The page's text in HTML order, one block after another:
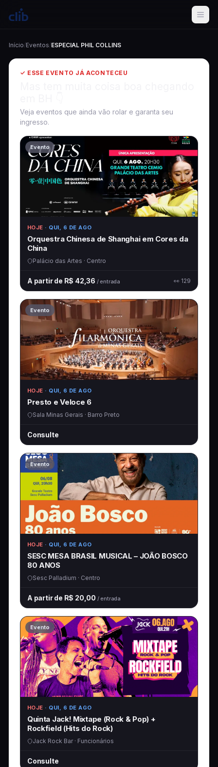
Início/Eventos/ESPECIAL PHIL COLLINS
✓ ESSE EVENTO JÁ ACONTECEU
Veja eventos que ainda vão rolar e garanta seu
ingresso.
Evento
HOJE · QUI, 6 DE AGO
Orquestra Chinesa de Shanghai em Cores da
China
Palácio das Artes · Centro
A partir de R$ 42,36 / entrada 👀 129
Evento
HOJE · QUI, 6 DE AGO
Presto e Veloce 6
Sala Minas Gerais · Barro Preto
Consulte
Evento
HOJE · QUI, 6 DE AGO
SESC MESA BRASIL MUSICAL – JOÃO BOSCO
80 ANOS
Sesc Palladium · Centro
A partir de R$ 20,00 / entrada
Evento
HOJE · QUI, 6 DE AGO
Quinta Jack! Mixtape (Rock & Pop) +
Rockfield (Hits do Rock)
Jack Rock Bar · Funcionários
Consulte